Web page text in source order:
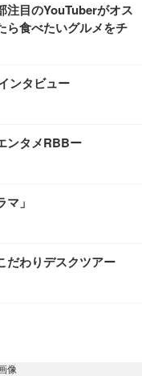
注目のYouTuberがオス
ら食べたいグルメをチ
ンタビュー
ンタメRBBー
」
だわりデスクツアー
像